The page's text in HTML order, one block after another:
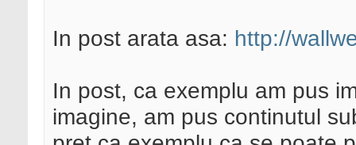
'<label
'<input
returnvsprintf(
}
In post arata asa: http://
In post, ca exemplu am pus
imagine, am pus continutul